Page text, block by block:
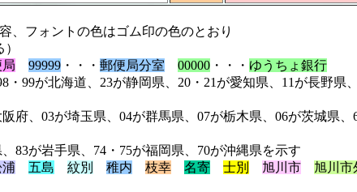
ォントの色はゴム印の色のとおり
99999 ・・・ 郵便局分室 00000 ・・・ ゆうちょ銀行
が静岡県、20・21が愛知県、11が長野県、24が
04が群馬県、07が栃木県、06が茨城県、63が香
、74・75が福岡県、70が沖縄県を示す
五島 紋別 稚内 枝幸 名寄 士別 旭川市 旭川市